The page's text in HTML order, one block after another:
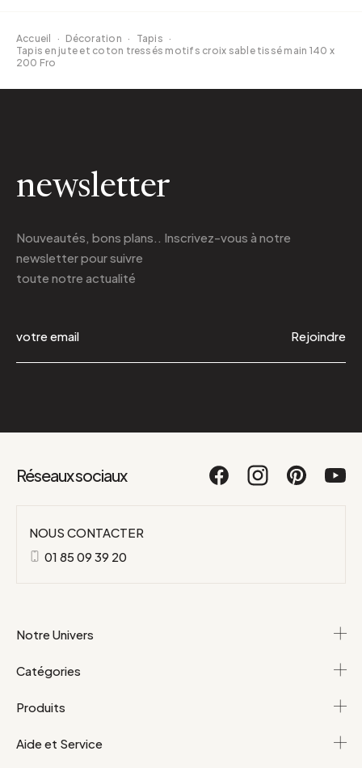
Accueil · Décoration · Tapis ·
Tapis en jute et coton tressés motifs croix sable tissé main 140 x
200 Fro
newsletter
Nouveautés, bons plans.. Inscrivez-vous à notre
newsletterpour suivre
toute notre actualité
Rejoindre
Réseaux sociaux
NOUS CONTACTER
01 85 09 39 20
Notre Univers
Catégories
Produits
Aide et Service